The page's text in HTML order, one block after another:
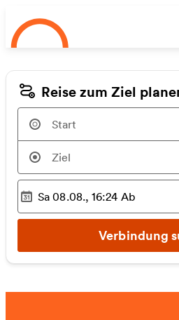
Zum Hauptinhalt springen
Reise zum Ziel
Ausgewählter Zeitpunkt
Sa 08.08., 16:24 Ab
Verbindung